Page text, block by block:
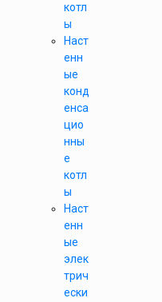
котл
ы
Наст
енн
ые
конд
енса
цио
нны
е
котл
ы
Наст
енн
ые
элек
трич
ески